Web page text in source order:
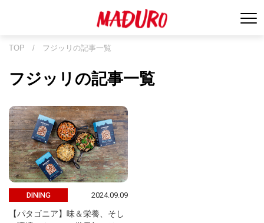
TOP / フジッリの記事一覧
フジッリの記事一覧
DINING 2024.09.09
【パタゴニア】味＆栄養、そし